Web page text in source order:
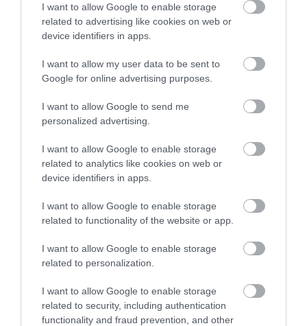
I want to allow Google to enable storage
related to advertising like cookies on web or
device identifiers in apps.
I want to allow my user data to be sent to
Google for online advertising purposes.
I want to allow Google to send me
personalized advertising.
I want to allow Google to enable storage
related to analytics like cookies on web or
device identifiers in apps.
I want to allow Google to enable storage
related to functionality of the website or app.
I want to allow Google to enable storage
related to personalization.
I want to allow Google to enable storage
related to security, including authentication
functionality and fraud prevention, and other